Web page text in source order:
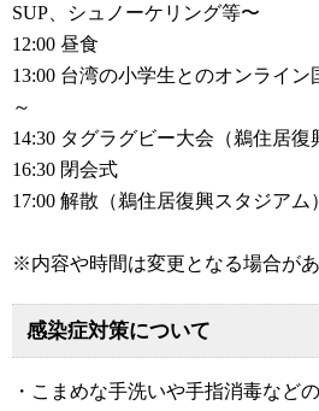
SUP、シュノーケリング等〜
12:00 昼食
13:00 台湾の小学生とのオンライ
～
14:30 タグラグビー大会（鵜住居復
16:30 閉会式
17:00 解散（鵜住居復興スタジアム）
※内容や時間は変更となる場合があ
感染症対策について
・こまめな手洗いや手指消毒など